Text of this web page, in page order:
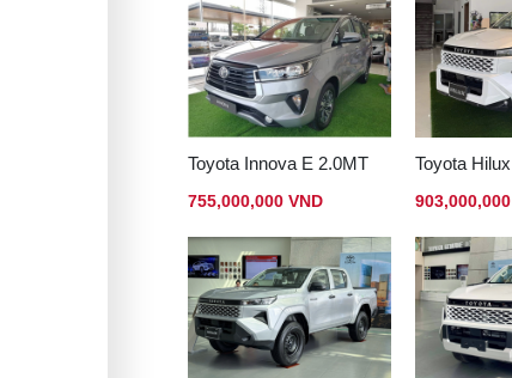
Toyota Innova E 2.0MT
755,000,000 VND